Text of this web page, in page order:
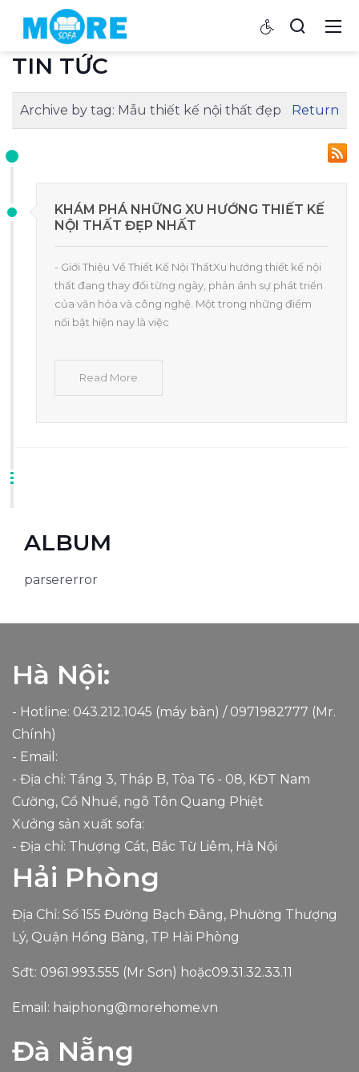
TIN TỨC
Archive by tag: Mẫu thiết kế nội thất đẹp Return
KHÁM PHÁ NHỮNG XU HƯỚNG THIẾT KẾ
NỘI THẤT ĐẸP NHẤT
- Giới Thiệu Về Thiết Kế Nội ThấtXu hướng thiết kế nội
thất đang thay đổi từng ngày, phản ánh sự phát triển
của văn hóa và công nghệ. Một trong những điểm
nổi bật hiện nay là việc
Read More
ALBUM
parsererror
Hà Nội:
- Hotline: 043.212.1045 (máy bàn) / 0971982777 (Mr.
Chính)
- Email:
- Địa chỉ: Tầng 3, Tháp B, Tòa T6 - 08, KĐT Nam
Cường, Cổ Nhuế, ngõ Tôn Quang Phiệt
Xưởng sản xuất sofa:
- Địa chỉ: Thượng Cát, Bắc Từ Liêm, Hà Nội
Hải Phòng
Địa Chỉ: Số 155 Đường Bạch Đằng, Phường Thượng
Lý, Quận Hồng Bàng, TP Hải Phòng
Sđt: 0961.993.555 (Mr Sơn) hoặc09.31.32.33.11
Email: haiphong@morehome.vn
Đà Nẵng